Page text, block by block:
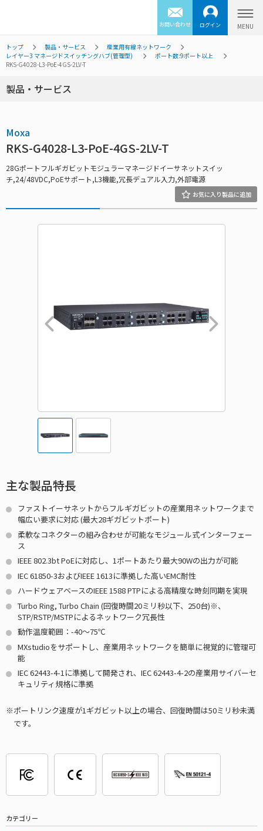
お問い合わせ ログイン
トップ 製品・サービス
産業用有線ネットワーク
レイヤー3 マネージドスイッチングハブ(管理型)
ポート数:9ポート以上
RKS-G4028-L3-PoE-4GS-2LV-T
製品・サービス
Moxa
RKS-G4028-L3-PoE-4GS-2LV-T
28Gポートフルギガビットモジュラーマネージドイーサネットスイッ
チ,24/48VDC,PoEサポート,L3機能,冗長デュアル入力,外部電源
主な製品特長
ファストイーサネットからフルギガビットの産業用ネットワークまで
幅広い要求に対応 (最大28ギガビットポート)
柔軟なコネクターの組み合わせが可能なモジュール式インターフェー
ス
IEEE 802.3bt PoEに対応し、1ポートあたり最大90Wの出力が可能
IEC 61850-3およびIEEE 1613に準拠した高いEMC耐性
ハードウェアベースのIEEE 1588 PTPによる高精度な時刻同期を実現
Turbo Ring, Turbo Chain (回復時間20ミリ秒以下、250台)※、
STP/RSTP/MSTPによるネットワーク冗長性
動作温度範囲：-40～75℃
MXstudioをサポートし、産業用ネットワークを簡単に視覚的に管理可
能
IEC 62443-4-1に準拠して開発され、IEC 62443-4-2の産業用サイバーセ
キュリティ規格に準拠
ポートリンク速度が1ギガビット以上の場合、回復時間は50ミリ秒未満
です。
カテゴリー